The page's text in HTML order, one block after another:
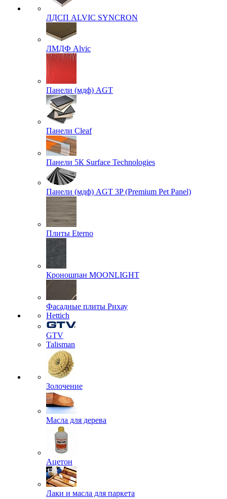
ЛДСП ALVIC SYNCRON
ЛМДФ Alvic
Панели (мдф) AGT
Панели Cleaf
Панели 5К Surface Technologies
Панели (мдф) AGT 3P (Premium Pet Panel)
Плиты Eterno
Кроношпан MOONLIGHT
Фасадные плиты Рихау
Hettich
GTV
Talisman
Золочение
Масла для дерева
Ацетон
Лаки и масла для паркета